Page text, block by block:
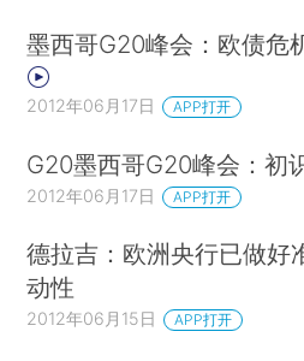
墨西哥G20峰会：欧债危
2012年06月17日 APP打开
G20墨西哥G20峰会：初
2012年06月17日 APP打开
德拉吉：欧洲央行已做好
动性
2012年06月15日 APP打开